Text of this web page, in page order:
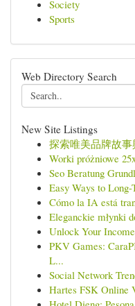
Society
Sports
Web Directory Search
New Site Listings
探索唯美品牌故
Worki próżniowe
Seo Beratung
Easy Ways to
Cómo la IA está
Eleganckie młynki
Unlock Your
PKV Games:
L...
Social Network
Hartes FSK Online